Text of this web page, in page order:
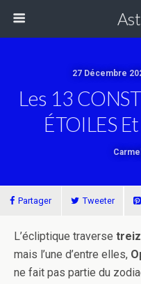
27 Décembre
Les 13
ÉTOILES
Partager Tweeter
L’écliptique traverse
mais l’une d’entre elles,
ne fait pas partie du